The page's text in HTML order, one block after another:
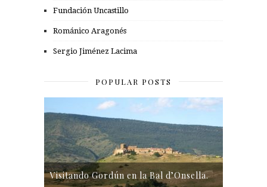
Fundación Uncastillo
Románico Aragonés
Sergio Jiménez Lacima
POPULAR POSTS
Visitando Gordún en la Bal d’Onsella.